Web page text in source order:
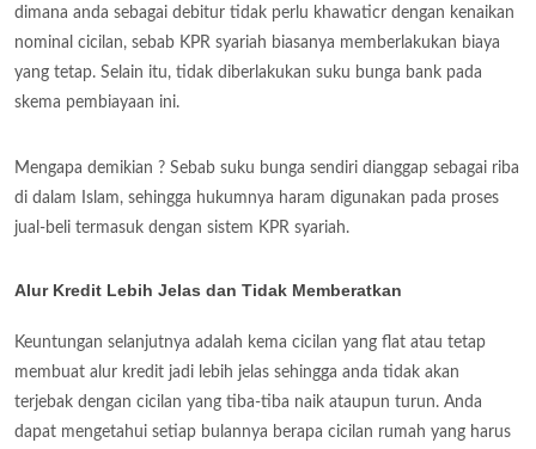
dimana anda sebagai debitur tidak perlu khawaticr dengan kenaikan
nominal cicilan, sebab KPR syariah biasanya memberlakukan biaya
yang tetap. Selain itu, tidak diberlakukan suku bunga bank pada
skema pembiayaan ini.
Mengapa demikian ? Sebab suku bunga sendiri dianggap sebagai riba
di dalam Islam, sehingga hukumnya haram digunakan pada proses
jual-beli termasuk dengan sistem KPR syariah.
Alur Kredit Lebih Jelas dan Tidak Memberatkan
Keuntungan selanjutnya adalah kema cicilan yang flat atau tetap
membuat alur kredit jadi lebih jelas sehingga anda tidak akan
terjebak dengan cicilan yang tiba-tiba naik ataupun turun. Anda
dapat mengetahui setiap bulannya berapa cicilan rumah yang harus